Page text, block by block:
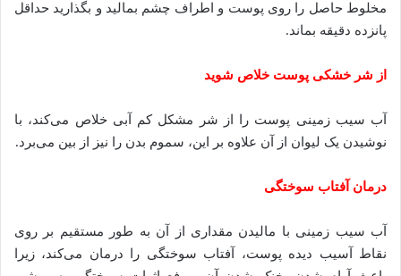
مخلوط حاصل را روی پوست و اطراف چشم بمالید و بگذارید حداقل
پانزده دقیقه بماند.
از شر خشکی پوست خلاص شوید
آب سیب زمینی پوست را از شر مشکل کم آبی خلاص می‌کند، با
نوشیدن یک لیوان از آن علاوه بر این، سموم بدن را نیز از بین می‌برد.
درمان آفتاب سوختگی
آب سیب زمینی با مالیدن مقداری از آن به طور مستقیم بر روی
نقاط آسیب دیده پوست، آفتاب سوختگی را درمان می‌کند، زیرا